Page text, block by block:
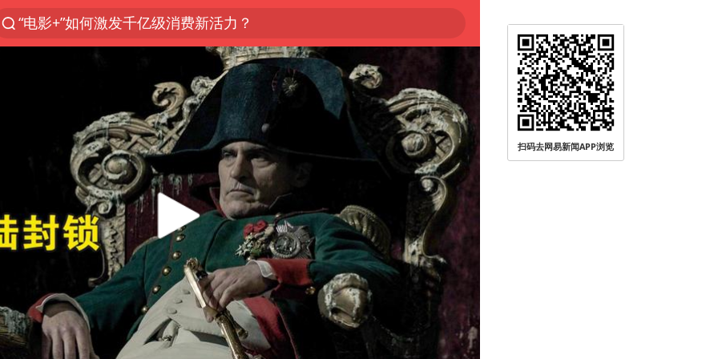
“电影+”如何激发千亿级消费新活力？
全球首个长时储能一体化产业园量产
台风白海豚已进入24小时警戒线
中国女篮70-67险胜尼日利亚女篮
名创优品回应女子吐槽内裤质量差
四川宜宾市高县4.9级地震致1人死亡
台风白海豚或吞并鲸鱼 登陆地点更新
胜宏科技：股票交易异常波动
出口禁令驱动有色板块大涨
秋天的第一杯奶茶到底有多火
U17国足点球大战淘汰河床晋级决赛
扫码去网易新闻APP浏览